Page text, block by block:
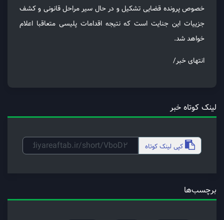
خصوص پرونده قضایی تشکیل و در حال سیر مراحل قانونی و کشف
جزییات این جنایت است که نتیجه اقدامات پلیسی متعاقبا اعلام
خواهد شد.
انتهای خبر/
لینک کوتاه خبر
کپی لینک کوتاه
برچسب‌ها